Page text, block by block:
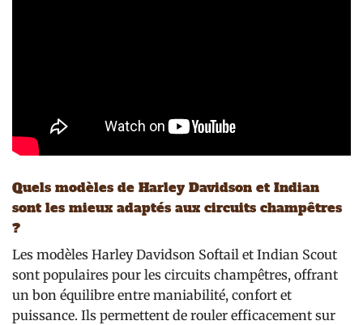
Quels modèles de Harley Davidson et Indian
sont les mieux adaptés aux circuits champêtres
?
Les modèles Harley Davidson Softail et Indian Scout
sont populaires pour les circuits champêtres, offrant
un bon équilibre entre maniabilité, confort et
puissance. Ils permettent de rouler efficacement sur